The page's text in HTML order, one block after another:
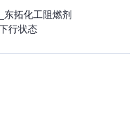
拓化工阻燃剂
行状态